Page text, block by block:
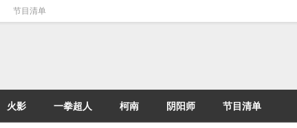
节目清单
火影 一拳超人 柯南 阴阳师 节目清单